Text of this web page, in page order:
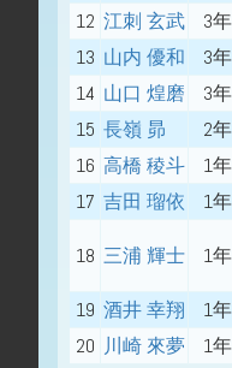
12 江刺 玄武 3年
13 山内 優和 3年
14 山口 煌磨 3年
15 長嶺 昴 2年
16 高橋 稜斗 1年
17 吉田 瑠依 1年
18 三浦 輝士 1年
19 酒井 幸翔 1年
20 川崎 來夢 1年